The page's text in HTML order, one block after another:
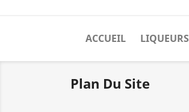
ACCUEIL LIQUEURS
Plan Du Site